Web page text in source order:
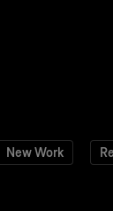
New Work